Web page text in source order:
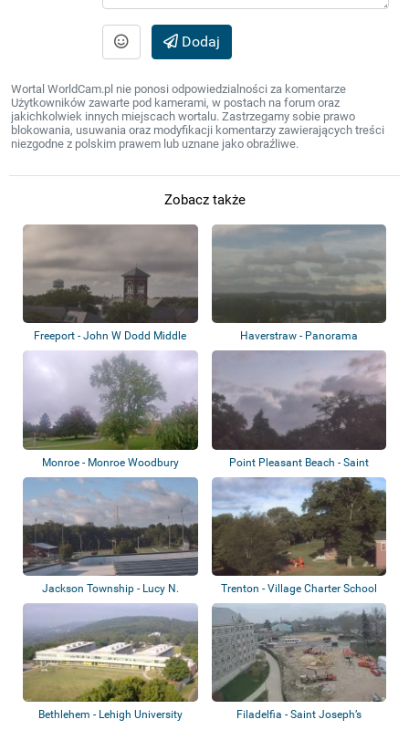
Dodaj
Wortal WorldCam.pl nie ponosi odpowiedzialności za komentarze
Użytkowników zawarte pod kamerami, w postach na forum oraz
jakichkolwiek innych miejscach wortalu. Zastrzegamy sobie prawo
blokowania, usuwania oraz modyfikacji komentarzy zawierających treści
niezgodne z polskim prawem lub uznane jako obraźliwe.
Zobacz także
Freeport - John W Dodd Middle
School
Haverstraw - Panorama
Monroe - Monroe Woodbury
Computer Center
Point Pleasant Beach - Saint
Peter Schoo...
Jackson Township - Lucy N.
Holman Elemen...
Trenton - Village Charter School
Bethlehem - Lehigh University
Filadelfia - Saint Joseph’s